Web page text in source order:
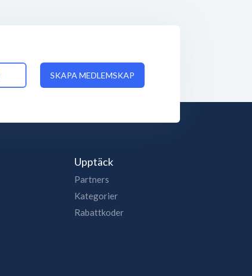
SKAPA MEDLEMSKAP
Upptäck
Partners
Kategorier
Rabattkoder